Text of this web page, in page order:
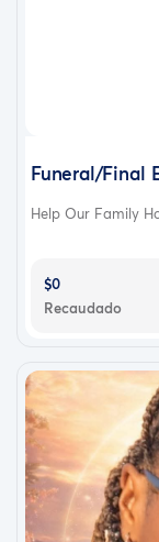
Funeral/Final
Help Our Family
$0
Recaudado